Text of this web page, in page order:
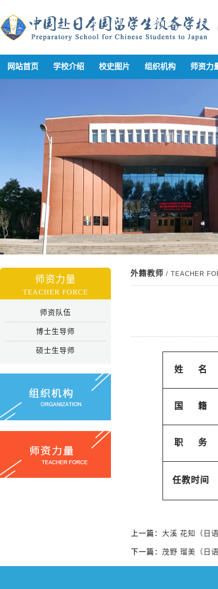
网站首页 学校介绍 校史图片 组织机构 师资力
师资力量
TEACHER FORCE
师资队伍
博士生导师
硕士生导师
外籍教师 / TEACHER
姓 名
国 籍
职 务
任教时间
上一篇： 大溪 花知（日
下一篇： 茂野 瑠美（日